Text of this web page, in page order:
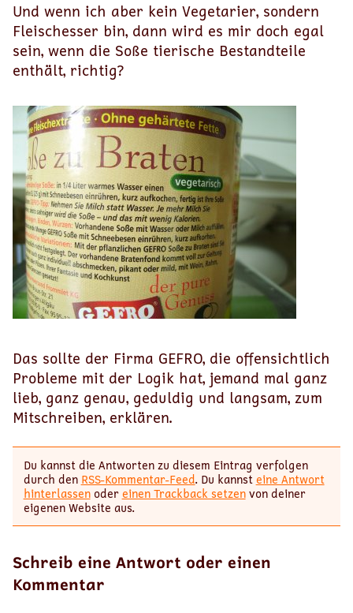
Und wenn ich aber kein Vegetarier, sondern
Fleischesser bin, dann wird es mir doch egal
sein, wenn die Soße tierische Bestandteile
enthält, richtig?
Das sollte der Firma GEFRO, die offen­sichtlich
Probleme mit der Logik hat, jemand mal ganz
lieb, ganz genau, geduldig und langsam, zum
Mitschreiben, erklären.
Du kannst die Antworten zu diesem Eintrag verfolgen
durch den RSS-Kommentar-Feed. Du kannsteine Antwort
hinterlassenodereinen Trackback setzenvon deiner
eigenen Website aus.
Schreib eine Antwort oder einen
Kommentar